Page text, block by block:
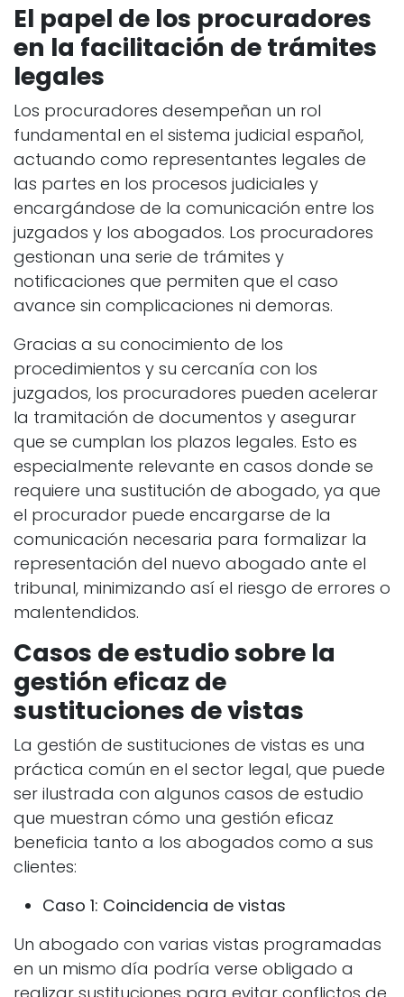
El papel de los procuradores
en la facilitación de trámites
legales
Los procuradores desempeñan un rol
fundamental en el sistema judicial español,
actuando como representantes legales de
las partes en los procesos judiciales y
encargándose de la comunicación entre los
juzgados y los abogados. Los procuradores
gestionan una serie de trámites y
notificaciones que permiten que el caso
avance sin complicaciones ni demoras.
Gracias a su conocimiento de los
procedimientos y su cercanía con los
juzgados, los procuradores pueden acelerar
la tramitación de documentos y asegurar
que se cumplan los plazos legales. Esto es
especialmente relevante en casos donde se
requiere una sustitución de abogado, ya que
el procurador puede encargarse de la
comunicación necesaria para formalizar la
representación del nuevo abogado ante el
tribunal, minimizando así el riesgo de errores o
malentendidos.
Casos de estudio sobre la
gestión eficaz de
sustituciones de vistas
La gestión de sustituciones de vistas es una
práctica común en el sector legal, que puede
ser ilustrada con algunos casos de estudio
que muestran cómo una gestión eficaz
beneficia tanto a los abogados como a sus
clientes:
Caso 1: Coincidencia de vistas
Un abogado con varias vistas programadas
en un mismo día podría verse obligado a